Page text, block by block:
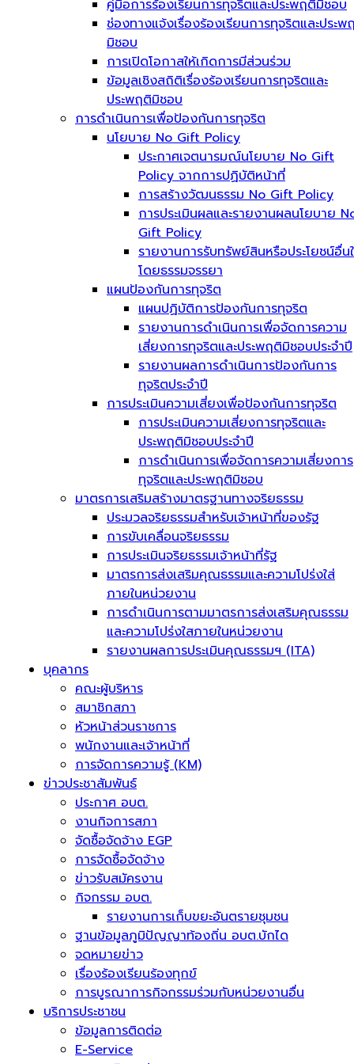
คู่มือการร้องเรียนการทุจริตและประพฤติมิชอบ
ช่องทางแจ้งเรื่องร้องเรียนการทุจริตและประพ
มิชอบ
การเปิดโอกาสให้เกิดการมีส่วนร่วม
ข้อมูลเชิงสถิติเรื่องร้องเรียนการทุจริตและ
ประพฤติมิชอบ
การดำเนินการเพื่อป้องกันการทุจริต
นโยบาย No Gift Policy
ประกาศเจตนารมณ์นโยบาย No Gift
Policy จากการปฏิบัติหน้าที่
การสร้างวัฒนธรรม No Gift Policy
การประเมินผลและรายงานผลนโยบาย
Gift Policy
รายงานการรับทรัพย์สินหรือประโยชน์อื่น
โดยธรรมจรรยา
แผนป้องกันการทุจริต
แผนปฏิบัติการป้องกันการทุจริต
รายงานการดำเนินการเพื่อจัดการความ
เสี่ยงการทุจริตและประพฤติมิชอบประจำปี
รายงานผลการดำเนินการป้องกันการ
ทุจริตประจำปี
การประเมินความเสี่ยงเพื่อป้องกันการทุจริต
การประเมินความเสี่ยงการทุจริตและ
ประพฤติมิชอบประจำปี
การดำเนินการเพื่อจัดการความเสี่ยงการ
ทุจริตและประพฤติมิชอบ
มาตรการเสริมสร้างมาตรฐานทางจริยธรรม
ประมวลจริยธรรมสำหรับเจ้าหน้าที่ของรัฐ
การขับเคลื่อนจริยธรรม
การประเมินจริยธรรมเจ้าหน้าที่รัฐ
มาตรการส่งเสริมคุณธรรมและความโปร่งใส่
ภายในหน่วยงาน
การดำเนินการตามมาตรการส่งเสริมคุณธรรม
และความโปร่งใสภายในหน่วยงาน
รายงานผลการประเมินคุณธรรมฯ (ITA)
บุคลากร
คณะผู้บริหาร
สมาชิกสภา
หัวหน้าส่วนราชการ
พนักงานและเจ้าหน้าที่
การจัดการความรู้ (KM)
ข่าวประชาสัมพันธ์
ประกาศ อบต.
งานกิจการสภา
จัดซื้อจัดจ้าง EGP
การจัดซื้อจัดจ้าง
ข่าวรับสมัครงาน
กิจกรรม อบต.
รายงานการเก็บขยะอันตรายชุมชน
ฐานข้อมูลภูมิปัญญาท้องถิ่น อบต.บักได
จดหมายข่าว
เรื่องร้องเรียนร้องทุกข์
การบูรณาการกิจกรรมร่วมกับหน่วยงานอื่น
บริการประชาชน
ข้อมูลการติดต่อ
E-Service